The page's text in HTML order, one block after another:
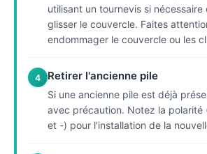
utilisant un tournevis si nécessaire
glisser le couvercle. Faites
endommager le couvercle ou les
4 Retirer l'ancienne pile
Si une ancienne pile est déjà
avec précaution. Notez la polarité
et -) pour l'installation de la